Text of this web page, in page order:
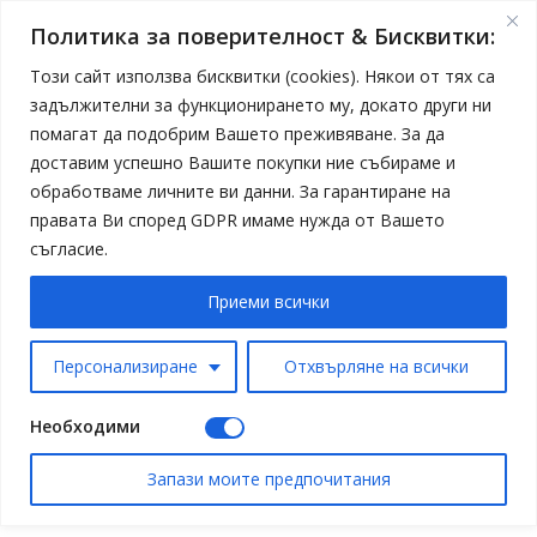
Политика за поверителност & Бисквитки:
Този сайт използва бисквитки (cookies). Някои от тях са
задължителни за функционирането му, докато други ни
помагат да подобрим Вашето преживяване. За да
доставим успешно Вашите покупки ние събираме и
обработваме личните ви данни. За гарантиране на
правата Ви според GDPR имаме нужда от Вашето
съгласие.
Персонализиране Отхвърляне на всички
Приеми всички
Необходими
Запази моите предпочитания